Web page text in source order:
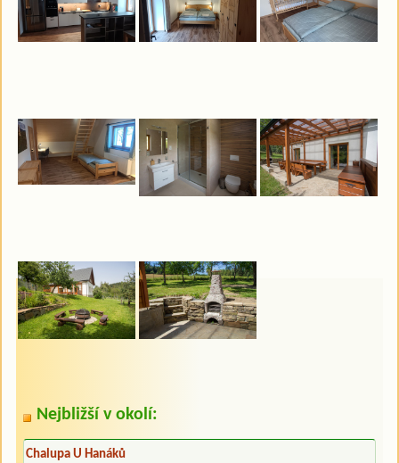
Nejbližší v okolí:
Chalupa U Hanáků